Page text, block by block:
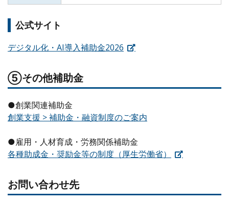
公式サイト
デジタル化・AI導入補助金2026
⑤その他補助金
●創業関連補助金
創業支援 > 補助金・融資制度のご案内
●雇用・人材育成・労務関係補助金
各種助成金・奨励金等の制度（厚生労働省）
お問い合わせ先